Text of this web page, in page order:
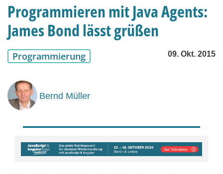
Programmieren mit Java Agents:
James Bond lässt grüßen
Programmierung 09. Okt. 2015
Bernd Müller